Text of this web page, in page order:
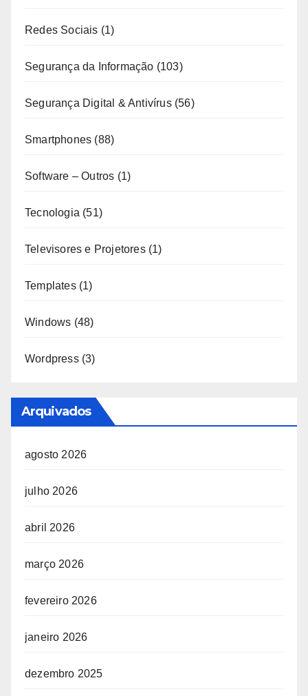
Redes Sociais (1)
Segurança da Informação (103)
Segurança Digital & Antivírus(56)
Smartphones (88)
Software – Outros (1)
Tecnologia (51)
Televisores e Projetores(1)
Templates(1)
Windows (48)
Wordpress(3)
Arquivados
agosto 2026
julho 2026
abril 2026
março 2026
fevereiro 2026
janeiro 2026
dezembro 2025